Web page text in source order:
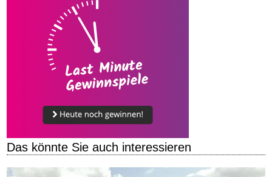
Das könnte Sie auch interessieren